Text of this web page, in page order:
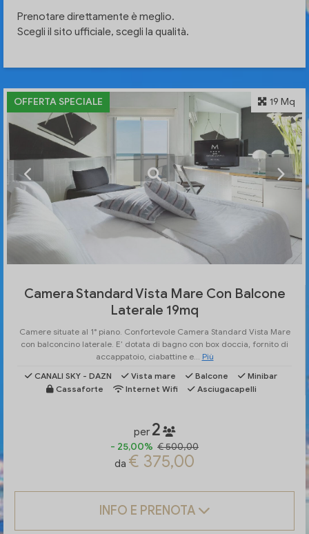
Prenotare direttamente è meglio.
Scegli il sito ufficiale, scegli la qualità.
19 Mq
OFFERTA SPECIALE
Camera Standard Vista Mare Con Balcone
Laterale 19mq
Camere situate al 1° piano. Confortevole Camera Standard Vista Mare
con balconcino laterale. E’ dotata di bagno con box doccia, fornito di
accappatoio, ciabattine e... Più
CANALI SKY - DAZN
Vista mare Balcone
Minibar
Cassaforte
Internet Wifi Asciugacapelli
per2
- 25,00% € 500,00
da € 375,00
INFO E PRENOTA